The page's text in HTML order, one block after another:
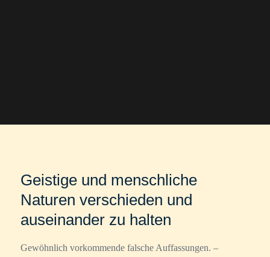
Geistige und menschliche
Naturen verschieden und
auseinander zu halten
Gewöhnlich vorkommende falsche Auffassungen. –